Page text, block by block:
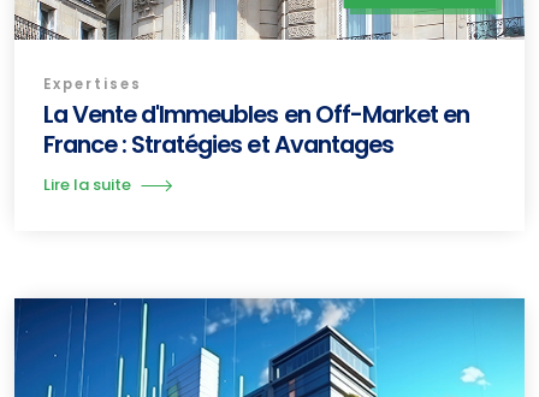
Expertises
La Vente d'Immeubles en Off-Market en
France : Stratégies et Avantages
Lire la suite